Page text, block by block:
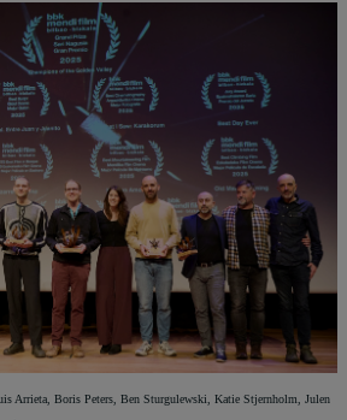
Arrieta, Boris Peters, Ben Sturgulewski, Katie Stjernholm, Julen